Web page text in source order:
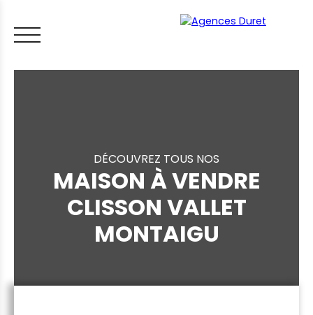
ACHETER VENDRE LOUER FAIRE GÉRER
LES CONSEILS IMMO ESTIMER MON BIEN
DÉCOUVREZ TOUS NOS
MAISON À VENDRE
CLISSON VALLET
MONTAIGU